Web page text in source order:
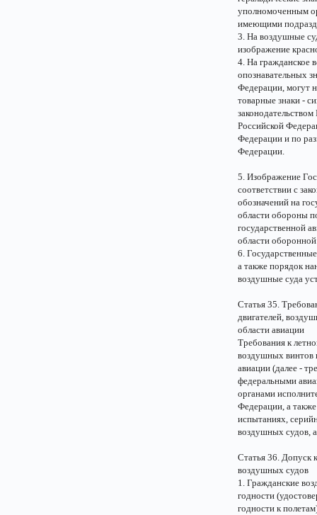
уполномоченным
имеющими
3. На воздушные
изображение
4. На гражданское
опознавательных
Федерации, могут
товарные знаки -
Российской
Федерации и по
Федерации.
5. Изображение
соответствии с
обозначений на
области обороны
государственной
области
6.
а также порядок
воздушные суда
Статья 35.
двигателей,
области авиации
Требования к
воздушных винтов
авиации (далее -
федеральными
органами
Федерации, а
испытаниях,
воздушных судов,
Статья 36. Допуск
воздушных судов
1. Гражданские
годности
годности к